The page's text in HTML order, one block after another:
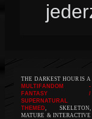
THE DARKEST HOUR IS A
MULTIFANDOM -
FANTASY /
SUPERNATURAL
THEMED, SKELETON,
MATURE & INTERACTIVE